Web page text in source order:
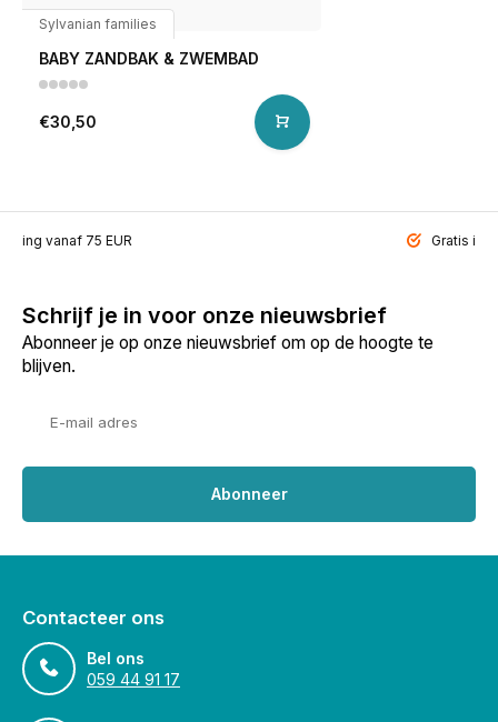
Sylvanian families
BABY ZANDBAK & ZWEMBAD
€30,50
vanaf 75 EUR Gratis
Schrijf je in voor onze nieuwsbrief
Abonneer je op onze nieuwsbrief om op de hoogte te
blijven.
Abonneer
Contacteer ons
Bel ons
059 44 91 17